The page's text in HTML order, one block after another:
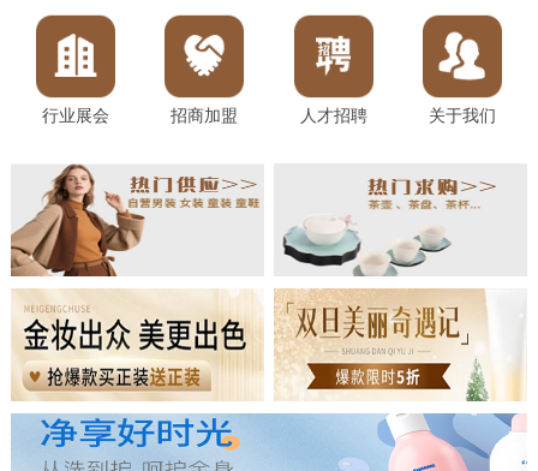
行业展会 招商加盟 人才招聘 关于我们